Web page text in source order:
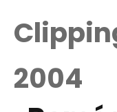
2004